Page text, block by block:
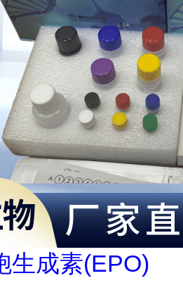
生成素(EPO)